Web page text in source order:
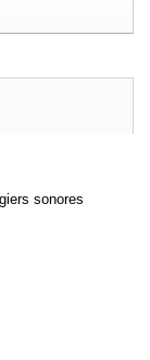
sonores